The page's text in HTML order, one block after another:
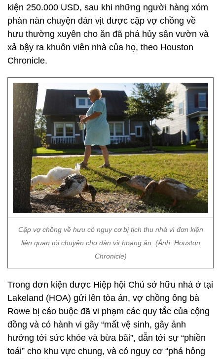
kiện 250.000 USD, sau khi những người hàng xóm
phàn nàn chuyện đàn vịt được cặp vợ chồng về
hưu thường xuyên cho ăn đã phá hủy sân vườn và
xả bậy ra khuôn viên nhà của họ, theo Houston
Chronicle.
Cặp vợ chồng về hưu có nguy cơ bị tịch thu nhà vì đơn kiện
liên quan tới chuyện cho đàn vịt hoang ăn. (Ảnh: Houston
Chronicle)
Trong đơn kiện được Hiệp hội Chủ sở hữu nhà ở tại
Lakeland (HOA) gửi lên tòa án, vợ chồng ông bà
Rowe bị cáo buộc đã vi phạm các quy tắc của cộng
đồng và có hành vi gây “mất vệ sinh, gây ảnh
hưởng tới sức khỏe và bừa bãi”, dẫn tới sự “phiền
toái” cho khu vực chung, và có nguy cơ “phá hỏng